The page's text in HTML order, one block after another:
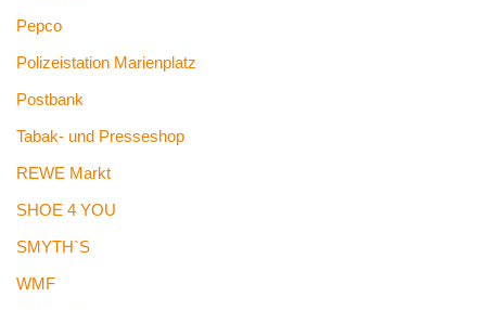
Pepco
Polizeistation Marienplatz
Postbank
Tabak- und Presseshop
REWE Markt
SHOE 4 YOU
SMYTH`S
WMF